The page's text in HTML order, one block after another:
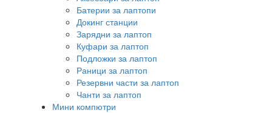
Батерии за лаптопи
Докинг станции
Зарядни за лаптоп
Куфари за лаптоп
Подложки за лаптоп
Раници за лаптоп
Резервни части за лаптоп
Чанти за лаптоп
Мини компютри